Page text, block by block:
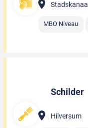
Stadskanaal
MBO Niveau
Schilder
Hilversum